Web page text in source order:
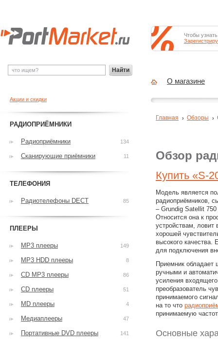
Обзор
Купить «S-
Модель является
радиоприёмников,
– Grundig Satellit
Относится она к
устройствам, ловит
хорошей
высокого качества.
для подключения
Приемник
ручными и
усиления
преобразователь
принимаемого
на то что
принимаемую
Основные
Главная Обзоры
Акции и скидки
РАДИОПРИЁМНИКИ
Радиоприёмники 134
Сканирующие приёмники 11
ТЕЛЕФОНИЯ
Радиотелефоны DECT 85
ПЛЕЕРЫ
MP3 плееры 149
MP3 HDD плееры 8
CD MP3 плееры 86
CD плееры 51
MD плееры 4
Медиаплееры 47
Портативные DVD плееры 141
Найти
Чтобы
О магазине